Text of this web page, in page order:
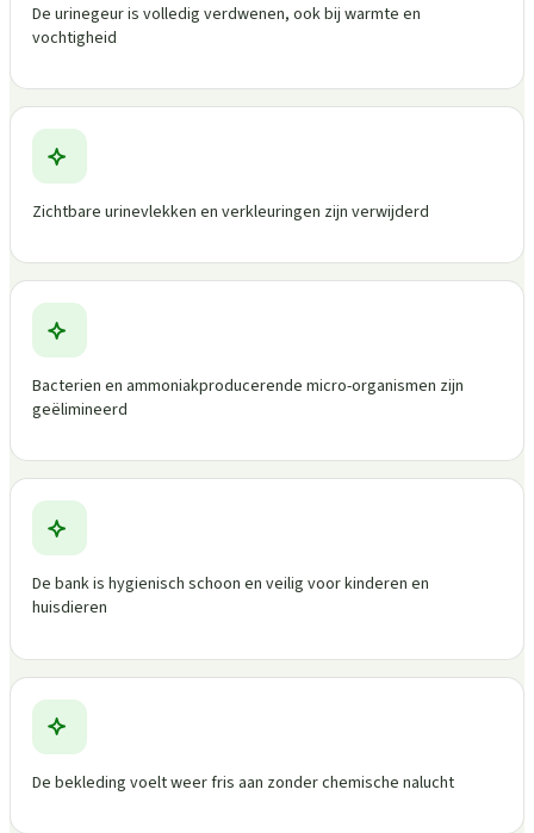
De urinegeur is volledig verdwenen, ook bij warmte en
vochtigheid
Zichtbare urinevlekken en verkleuringen zijn verwijderd
Bacterien en ammoniakproducerende micro-organismen zijn
geëlimineerd
De bank is hygienisch schoon en veilig voor kinderen en
huisdieren
De bekleding voelt weer fris aan zonder chemische nalucht